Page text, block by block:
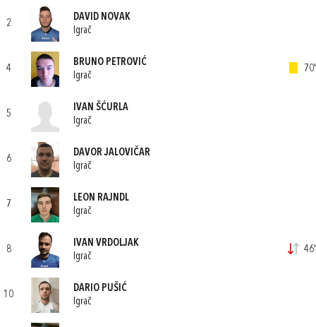
2
DAVID NOVAK
Igrač
4
BRUNO PETROVIĆ
Igrač
70'
5
IVAN ŠĆURLA
Igrač
6
DAVOR JALOVIČAR
Igrač
7
LEON RAJNDL
Igrač
8
IVAN VRDOLJAK
Igrač
46'
10
DARIO PUŠIĆ
Igrač